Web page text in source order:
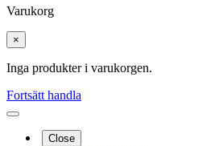
Varukorg
×
Inga produkter i varukorgen.
Fortsätt handla
Close